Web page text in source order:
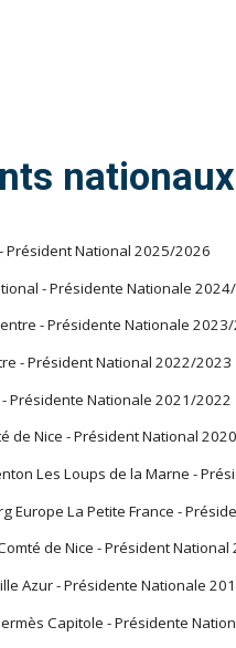
nationaux
Président National 2025/2026
- Présidente Nationale
- Présidente Nationale
- Président National 2022/2023
- Présidente Nationale 2021/2022
de Nice - Président National
Les Loups de la Marne -
Europe La Petite France -
de Nice - Président
Azur - Présidente Nationale
Capitole - Présidente